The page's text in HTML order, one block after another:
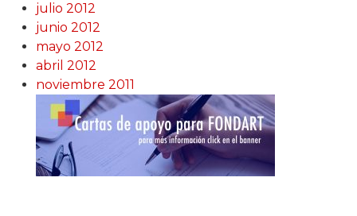
julio 2012
junio 2012
mayo 2012
abril 2012
noviembre 2011